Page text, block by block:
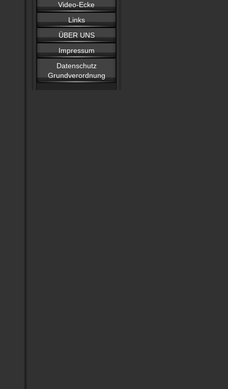
Video-Ecke
Links
ÜBER UNS
Impressum
Datenschutz
Grundverordnung